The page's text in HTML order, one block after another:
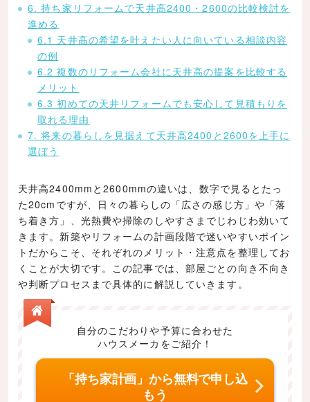
6. 持ち家リフォームで天井高2400・2600の比較検討を
進める
6.1 天井高の希望を叶えたい人に向いている相談内容
の例
6.2 複数のリフォーム会社に天井高の提案を比較する
メリット
6.3 初めての天井リフォームでも安心して見積もりを
取れる理由
7. 将来の暮らしを見据えて天井高2400と2600を上手に
選ぼう
天井高2400mmと2600mmの違いは、数字で見るとたっ
た20cmですが、日々の暮らしの「広さの感じ方」や「落
ち着き方」、光熱費や掃除のしやすさまでじわじわ効いて
きます。新築やリフォームの計画段階で迷いやすいポイン
トだからこそ、それぞれのメリット・注意点を整理してお
くことが大切です。この記事では、部屋ごとの向き不向き
や判断プロセスまで具体的に解説していきます。
自分のこだわりや予算に合わせた
ハウスメーカをご紹介！
「持ち家計画」から無料で申し込
もう